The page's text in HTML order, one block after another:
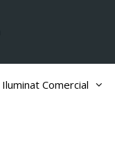
Iluminat Comercial